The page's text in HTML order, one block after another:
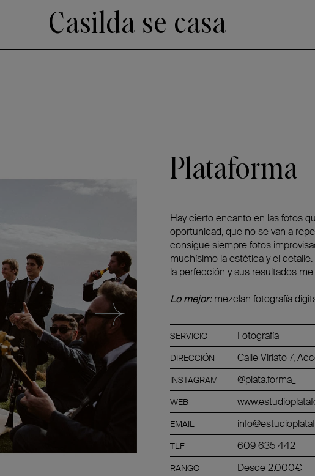
Casilda se casa
Plataforma
Hay cierto encanto en las fotos
oportunidad, que no se van a
consigue siempre fotos
muchísimo la estética y el
la perfección y sus resultados me
Lo mejor:mezclan fotografía
SERVICIO Fotografía
DIRECCIÓN Calle Viriato 7,
INSTAGRAM @plata.forma_
WEB
EMAIL
TLF 609 635 442
RANGO Desde 2.000€